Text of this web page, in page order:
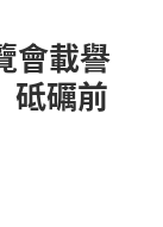
會載譽
砥礪前